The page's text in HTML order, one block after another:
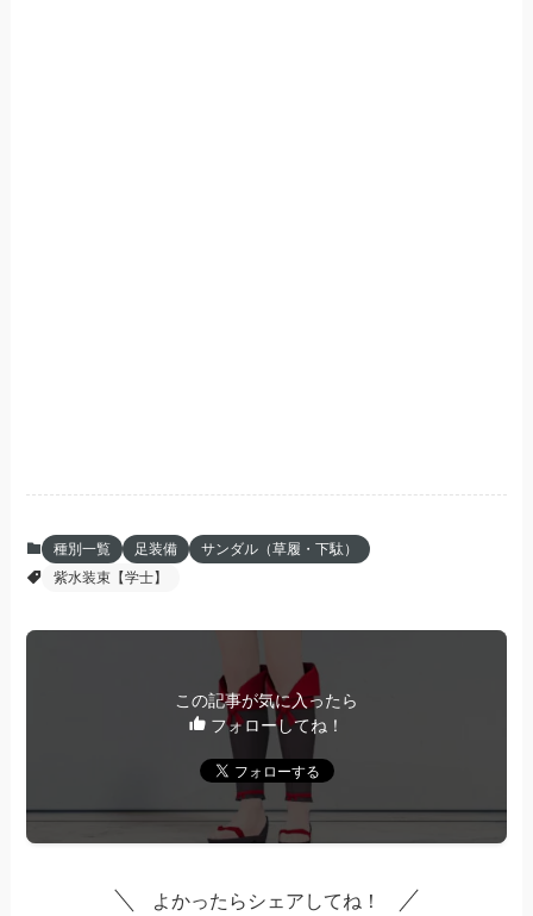
種別一覧 足装備
サンダル（草履・下駄）
紫水装束【学士】
この記事が気に入ったら
フォローしてね！
よかったらシェアしてね！